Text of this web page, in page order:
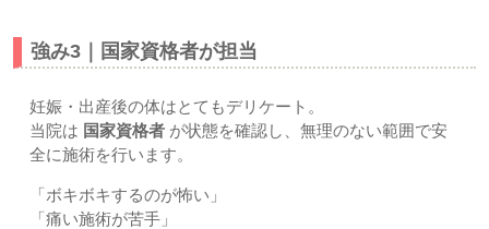
強み3｜国家資格者が担当
妊娠・出産後の体はとてもデリケート。
当院は 国家資格者 が状態を確認し、無理のない範囲で安
全に施術を行います。
「ボキボキするのが怖い」
「痛い施術が苦手」